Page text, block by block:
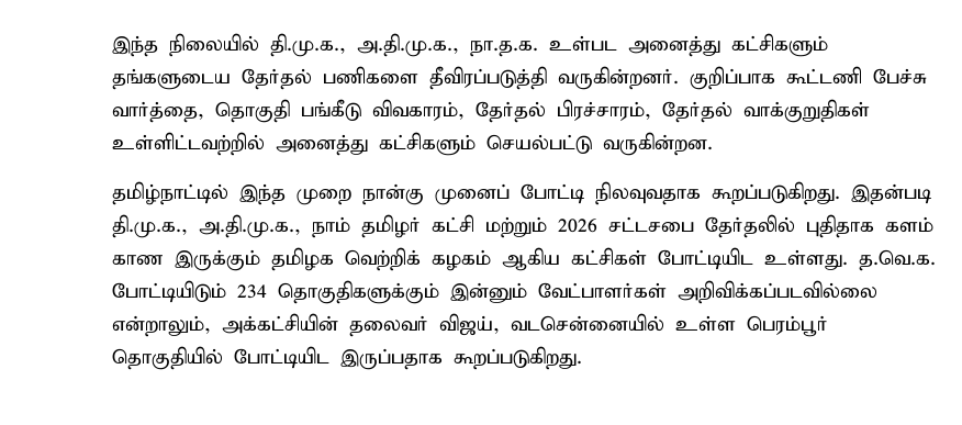
இந்த நிலையில் தி.மு.க., அ.தி.மு.க., நா.த.க. உள்பட அனைத்து கட்சிகளும்
தங்களுடைய தேர்தல் பணிகளை தீவிரப்படுத்தி வருகின்றனர். குறிப்பாக கூட்டணி பேச்சு
வார்த்தை, தொகுதி பங்கீடு விவகாரம், தேர்தல் பிரச்சாரம், தேர்தல் வாக்குறுதிகள்
உள்ளிட்டவற்றில் அனைத்து கட்சிகளும் செயல்பட்டு வருகின்றன.
தமிழ்நாட்டில் இந்த முறை நான்கு முனைப் போட்டி நிலவுவதாக கூறப்படுகிறது. இதன்படி
தி.மு.க., அ.தி.மு.க., நாம் தமிழர் கட்சி மற்றும் 2026 சட்டசபை தேர்தலில் புதிதாக களம்
காண இருக்கும் தமிழக வெற்றிக் கழகம் ஆகிய கட்சிகள் போட்டியிட உள்ளது. த.வெ.க.
போட்டியிடும் 234 தொகுதிகளுக்கும் இன்னும் வேட்பாளர்கள் அறிவிக்கப்படவில்லை
என்றாலும், அக்கட்சியின் தலைவர் விஜய், வடசென்னையில் உள்ள பெரம்பூர்
தொகுதியில் போட்டியிட இருப்பதாக கூறப்படுகிறது.